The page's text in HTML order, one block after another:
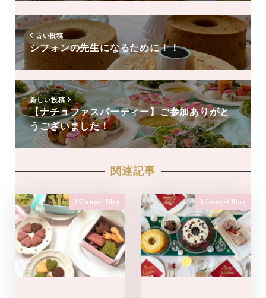
追
加
古い投稿
シフォンの先生になるために！！
新しい投稿
【ナチュファスパーティー】ご参加ありがと
うございました！
関連記事
3♡angel Blog 3♡angel Blog